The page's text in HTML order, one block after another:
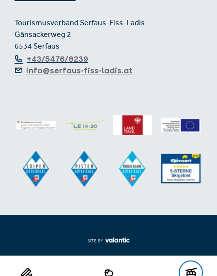
Tourismusverband Serfaus-Fiss-Ladis
Gänsackerweg 2
6534 Serfaus
+43/5476/6239
info@serfaus-fiss-ladis.at